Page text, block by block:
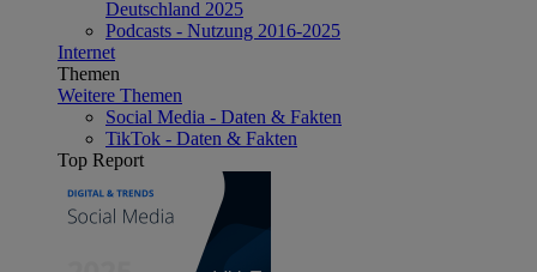
Deutschland 2025
Podcasts - Nutzung 2016-2025
Internet
Themen
Weitere Themen
Social Media - Daten & Fakten
TikTok - Daten & Fakten
Top Report